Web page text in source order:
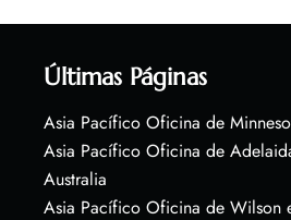
Últimas Páginas
Asia Pacífico Oficina de
Asia Pacífico Oficina de
Australia
Asia Pacífico Oficina de Wilson